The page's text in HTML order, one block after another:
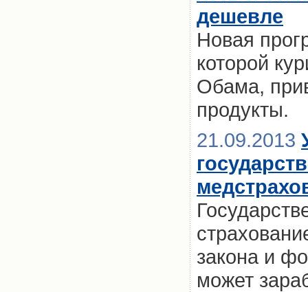
дешевле
Новая
которой
Обама,
продукты.
21.09.2013
закона и
может